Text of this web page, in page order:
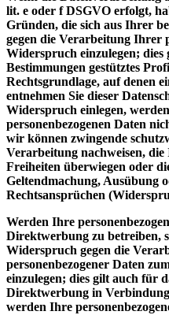
lit. e oder f DSGVO erfolgt,
Gründen, die sich aus Ihrer
gegen die Verarbeitung Ihrer
Widerspruch einzulegen; dies
Bestimmungen gestütztes
Rechtsgrundlage, auf denen
entnehmen Sie dieser
Widerspruch einlegen,
personenbezogenen Daten
wir können zwingende
Verarbeitung nachweisen,
Freiheiten überwiegen oder
Geltendmachung, Ausübung
Rechtsansprüchen
Werden Ihre
Direktwerbung zu betreiben,
Widerspruch gegen die
personenbezogener Daten
einzulegen; dies gilt auch für
Direktwerbung in
werden Ihre